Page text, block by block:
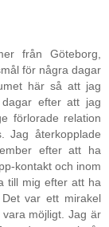
från Göteborg,
för några dagar
här så att jag
efter att jag
förlorade relation
Jag återkopplade
efter att ha
kontakt och inom
till mig efter att ha
var ett mirakel
möjligt. Jag är